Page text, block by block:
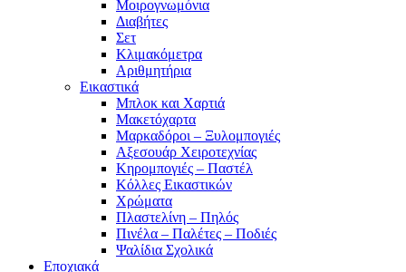
Mοιρογνωμόνια
Διαβήτες
Σετ
Κλιμακόμετρα
Αριθμητήρια
Εικαστικά
Μπλοκ και Χαρτιά
Μακετόχαρτα
Μαρκαδόροι – Ξυλομπογιές
Αξεσουάρ Χειροτεχνίας
Κηρομπογιές – Παστέλ
Κόλλες Εικαστικών
Χρώματα
Πλαστελίνη – Πηλός
Πινέλα – Παλέτες – Ποδιές
Ψαλίδια Σχολικά
Εποχιακά